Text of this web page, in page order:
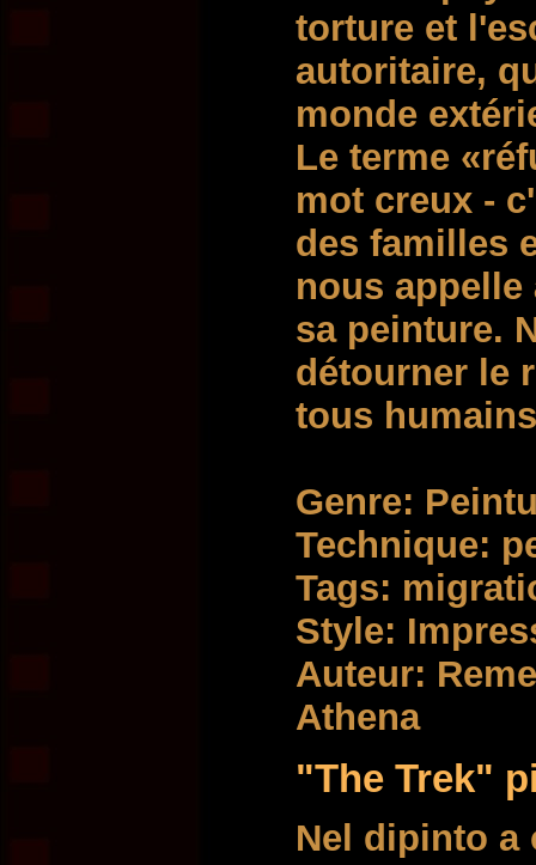
torture et
autoritaire,
monde
Le terme
mot creux -
des familles
nous appelle
sa peinture.
détourner le
tous
Genre:
Technique:
Tags:
Style:
Auteur:
Athena
"The Trek"
Nel dipinto a